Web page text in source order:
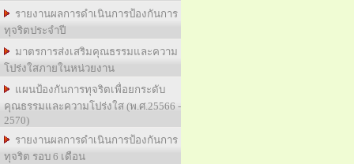
รายงานผลการดำเนินการป้องกันการ
ทุจริตประจำปี
มาตรการส่งเสริมคุณธรรมและความ
โปร่งใสภายในหน่วยงาน
แผนป้องกันการทุจริตเพื่อยกระดับ
คุณธรรมและความโปร่งใส (พ.ศ.25566 -
2570)
รายงานผลการดำเนินการป้องกันการ
ทุจริต รอบ 6 เดือน